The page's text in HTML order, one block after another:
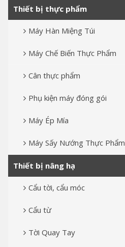
Thiết bị thực phẩm
Máy Hàn Miệng Túi
Máy Chế Biến Thực Phẩm
Cân thực phẩm
Phụ kiện máy đóng gói
Máy Ép Mía
Máy Sấy Nướng Thực Phẩm
Thiết bị nâng hạ
Cẩu tời, cẩu móc
Cẩu từ
Tời Quay Tay